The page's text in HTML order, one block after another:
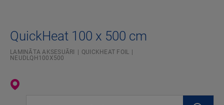
QuickHeat 100 x 500 cm
LAMINĀTA AKSESUĀRI
QUICKHEAT FOIL
NEUDLQH100X500